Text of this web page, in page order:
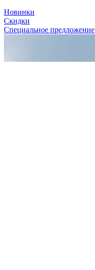
Новинки
Скидки
Специальное предложение